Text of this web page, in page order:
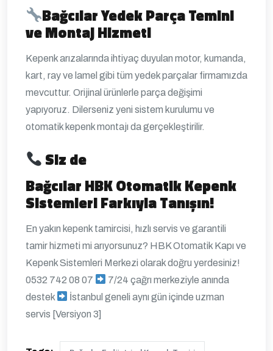
BağcılarYedek Parça Temini
ve Montaj Hizmeti
Kepenk arızalarında ihtiyaç duyulan motor, kumanda,
kart, ray ve lamel gibi tüm yedek parçalar firmamızda
mevcuttur. Orijinal ürünlerle parça değişimi
yapıyoruz. Dilerseniz yeni sistem kurulumu ve
otomatik kepenk montajı da gerçekleştirilir.
Siz de
BağcılarHBK Otomatik Kepenk
Sistemleri Farkıyla Tanışın!
En yakın kepenk tamircisi, hızlı servis ve garantili
tamir hizmeti mi arıyorsunuz? HBK Otomatik Kapı ve
Kepenk Sistemleri Merkezi olarak doğru yerdesiniz!
0532 742 08 07
7/24 çağrı merkeziyle anında
destek
İstanbul geneli aynı gün içinde uzman
servis [Versiyon 3]